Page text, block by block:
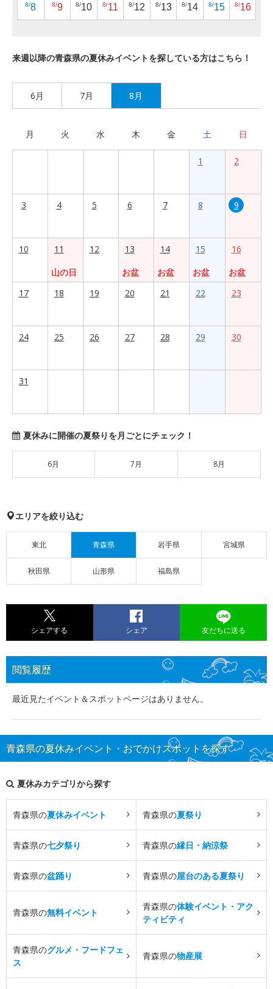
8/8 8/9 8/10 8/11 8/12 8/13 8/14 8/15 8/16
来週以降の青森県の夏休みイベントを探している方はこちら！
6月 7月 8月
月 火 水 木 金 土 日
1 2
3 4 5 6 7 8 9
10
11
山の日
12
13
お盆
14
お盆
15
お盆
16
お盆
17
18 19 20 21 22 23
24 25 26 27 28 29 30
31
夏休みに開催の夏祭りを月ごとにチェック！
6月 7月 8月
エリアを絞り込む
東北 青森県 岩手県 宮城県
秋田県 山形県 福島県
シェアする シェア 友だちに送る
閲覧履歴
最近見たイベント＆スポットページはありません。
青森県の夏休みイベント・おでかけスポットを探す
夏休みカテゴリから探す
青森県の夏休みイベント 青森県の夏祭り
青森県の七夕祭り 青森県の縁日・納涼祭
青森県の盆踊り 青森県の屋台のある夏祭り
青森県の無料イベント
青森県の体験イベント・アク
ティビティ
青森県のグルメ・フードフェ
ス
青森県の物産展